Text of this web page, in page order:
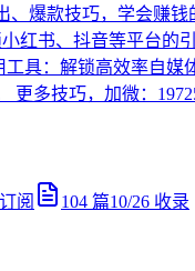
、爆款技巧，学会赚钱
红书、抖音等平台的
具：解锁高效率自媒
更多技巧，加微：
订阅 104 篇10/26 收录